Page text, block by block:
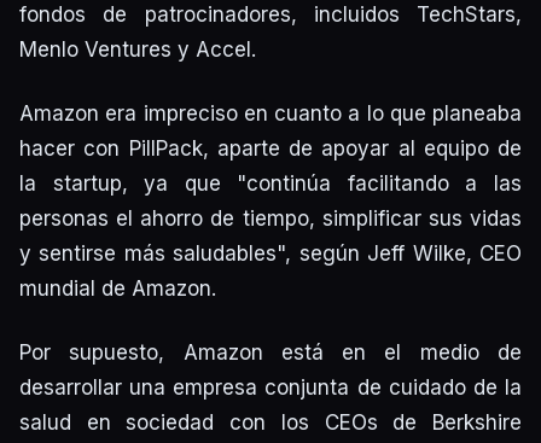
fondos de patrocinadores, incluidos TechStars,
Menlo Ventures y Accel.
Amazon era impreciso en cuanto a lo que planeaba
hacer con PillPack, aparte de apoyar al equipo de
la startup, ya que "continúa facilitando a las
personas el ahorro de tiempo, simplificar sus vidas
y sentirse más saludables", según Jeff Wilke, CEO
mundial de Amazon.
Por supuesto, Amazon está en el medio de
desarrollar una empresa conjunta de cuidado de la
salud en sociedad con los CEOs de Berkshire